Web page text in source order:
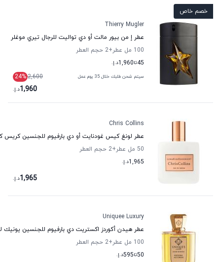
خصم خاص
Thierry Mugler
عطر إ من بيور مالت أو دي تواليت للرجال تيري موغلر
100 مل عطر
+2
حجم العطر
45تا1,960د.إ.
سيتم شحن طلبك خلال 35 يوم عمل 2,600
24%
1,960د.إ.
Chris Collins
عطر لونغ كيس غودنايت أو دي بارفيوم للجنسين كريس
50 مل عطر
+2
حجم العطر
1,965د.إ.
1,965د.إ.
Uniquee Luxury
عطر هيدن أكوردز اكستريت دي بارفيوم للجنسين يونيك
100 مل عطر
+2
حجم العطر
50تا595د.إ.